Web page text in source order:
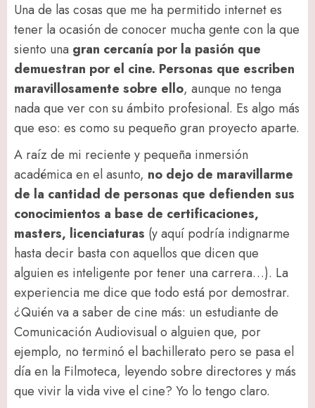
Una de las cosas que me ha permitido internet es
tener la ocasión de conocer mucha gente con la que
siento una gran cercanía por la pasión que
demuestran por el cine. Personas que escriben
maravillosamente sobre ello, aunque no tenga
nada que ver con su ámbito profesional. Es algo más
que eso: es como su pequeño gran proyecto aparte.
A raíz de mi reciente y pequeña inmersión
académica en el asunto, no dejo de maravillarme
de la cantidad de personas que defienden sus
conocimientos a base de certificaciones,
masters, licenciaturas (y aquí podría indignarme
hasta decir basta con aquellos que dicen que
alguien es inteligente por tener una carrera…). La
experiencia me dice que todo está por demostrar.
¿Quién va a saber de cine más: un estudiante de
Comunicación Audiovisual o alguien que, por
ejemplo, no terminó el bachillerato pero se pasa el
día en la Filmoteca, leyendo sobre directores y más
que vivir la vida vive el cine? Yo lo tengo claro.